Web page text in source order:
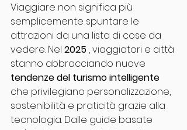
Viaggiare non significa più
semplicemente spuntare le
attrazioni da una lista di cose da
vedere. Nel 2025 , viaggiatori e città
stanno abbracciando nuove
tendenze del turismo intelligente
che privilegiano personalizzazione,
sostenibilità e praticità grazie alla
tecnologia. Dalle guide basate